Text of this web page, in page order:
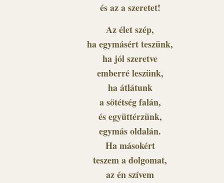
és az a szeretet!
Az élet szép,
ha egymásért teszünk,
ha jól szeretve
emberré leszünk,
ha átlátunk
a sötétség falán,
és együttérzünk,
egymás oldalán.
Ha másokért
teszem a dolgomat,
az én szívem